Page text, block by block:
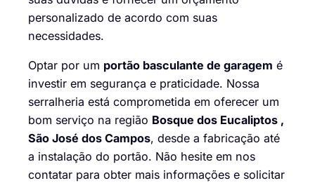
personalizado de acordo com suas
necessidades.
Optar por um portão basculante de garagem é
investir em segurança e praticidade. Nossa
serralheria está comprometida em oferecer um
bom serviço na região Bosque dos Eucaliptos ,
São José dos Campos, desde a fabricação até
a instalação do portão. Não hesite em nos
contatar para obter mais informações e solicitar